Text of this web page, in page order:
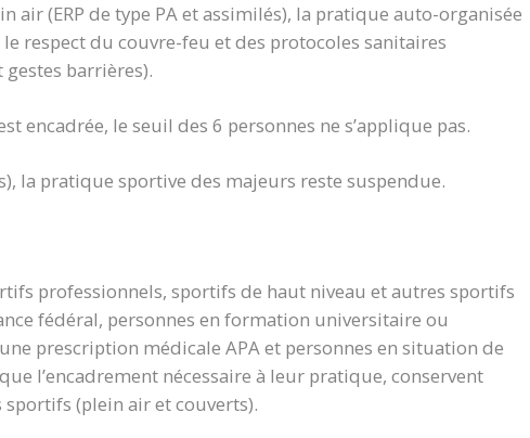
air (ERP de type PA et assimilés), la pratique auto-organisée
respect du couvre-feu et des protocoles sanitaires
barrières).
encadrée, le seuil des 6 personnes ne s’applique pas.
la pratique sportive des majeurs reste suspendue.
professionnels, sportifs de haut niveau et autres sportifs
fédéral, personnes en formation universitaire ou
prescription médicale APA et personnes en situation de
l’encadrement nécessaire à leur pratique, conservent
sportifs (plein air et couverts).